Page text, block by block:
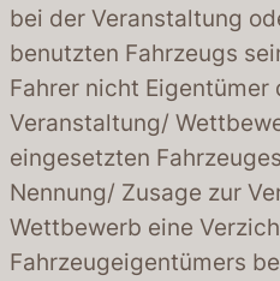
bei der Veranstaltung
benutzten Fahrzeugs
Fahrer nicht Eigentümer
Veranstaltung/
eingesetzten
Nennung/ Zusage zur
Wettbewerb eine
Fahrzeugeigentümers